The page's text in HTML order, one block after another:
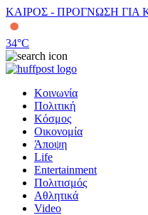
ΚΑΙΡΟΣ - ΠΡΟΓΝΩΣΗ ΓΙΑ
34°C
Κοινωνία
Πολιτική
Κόσμος
Οικονομία
Άποψη
Life
Entertainment
Πολιτισμός
Αθλητικά
Video